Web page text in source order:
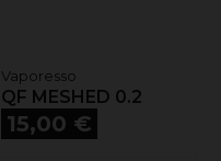
Vaporesso
QF MESHED 0.2
Prix
15,00 €